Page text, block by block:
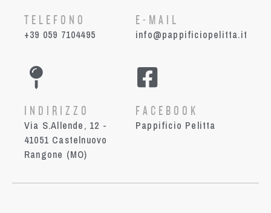
TELEFONO
+39 059 7104495
E-MAIL
info@pappificiopelitta.it
INDIRIZZO
Via S.Allende, 12 -
41051 Castelnuovo
Rangone (MO)
FACEBOOK
Pappificio Pelitta